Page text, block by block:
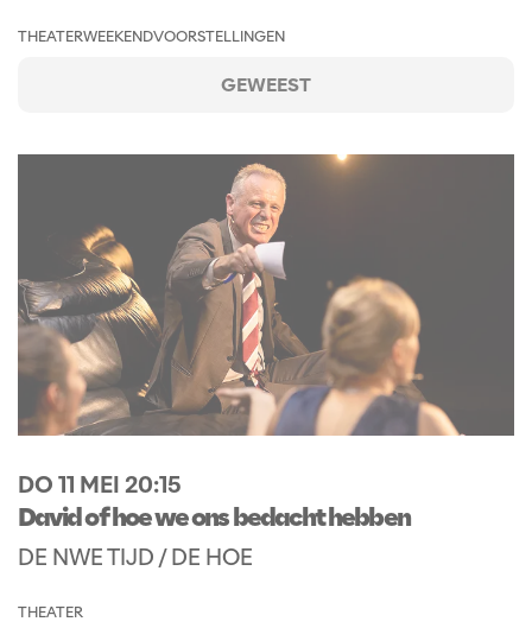
THEATERWEEKENDVOORSTELLINGEN
GEWEEST
David of hoe we ons bedacht hebben
DE NWE TIJD / DE HOE
DO 11 MEI 20:15
THEATER